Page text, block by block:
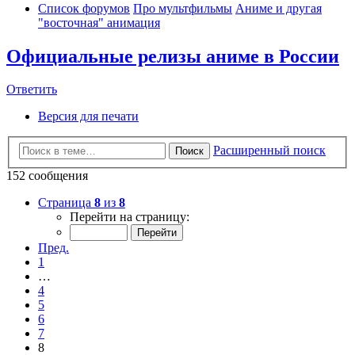
Список форумов Про мультфильмы Аниме и другая
"восточная" анимация
Официальные релизы аниме в России
Ответить
Версия для печати
Поиск
Расширенный поиск
152 сообщения
Страница 8 из 8
Перейти на страницу:
Пред.
1
…
4
5
6
7
8